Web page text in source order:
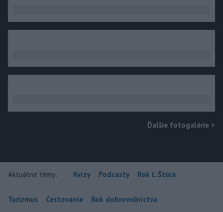
Ďalšie fotogalérie >
Aktuálne témy: Kvízy Podcasty Rok Ľ.Štúra
Turizmus Cestovanie Rok dobrovoľníctva